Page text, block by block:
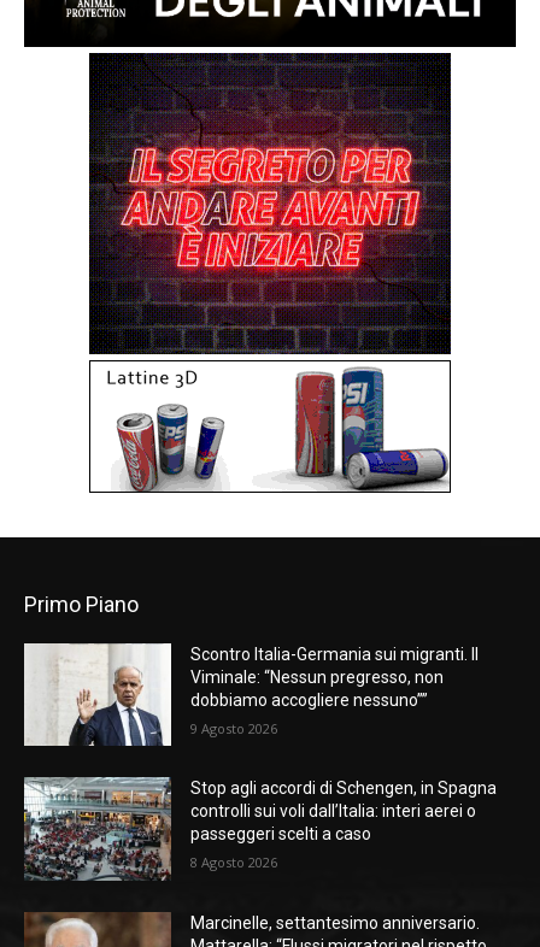
Primo Piano
Scontro Italia-Germania sui migranti. Il
Viminale: “Nessun pregresso, non
dobbiamo accogliere nessuno””
9 Agosto 2026
Stop agli accordi di Schengen, in Spagna
controlli sui voli dall’Italia: interi aerei o
passeggeri scelti a caso
8 Agosto 2026
Marcinelle, settantesimo anniversario.